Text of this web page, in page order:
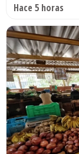
Hace 5 horas